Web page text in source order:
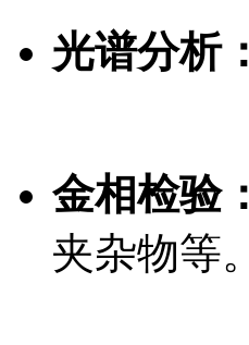
光谱分析：
金相检验：
夹杂物等。